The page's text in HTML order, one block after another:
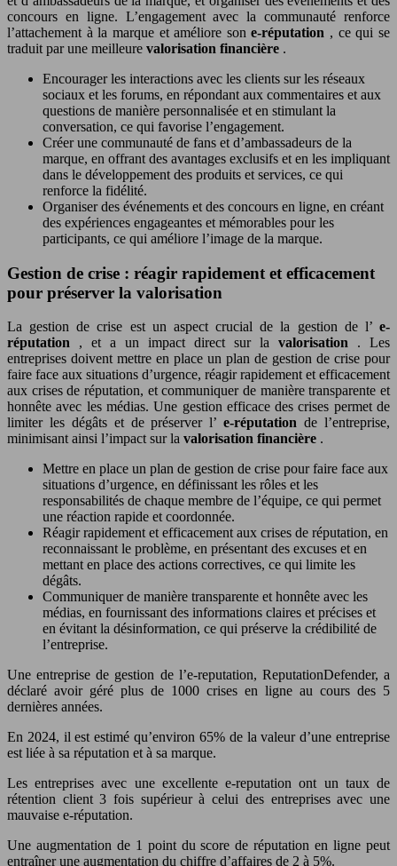
concours en ligne. L’engagement avec la communauté renforce
l’attachement à la marque et améliore sone-réputation , ce qui se
traduit par une meilleure valorisation financière .
Encourager les interactions avec les clients sur les réseaux
sociaux et les forums, en répondant aux commentaires et aux
questions de manière personnalisée et en stimulant la
conversation, ce qui favorise l’engagement.
Créer une communauté de fans et d’ambassadeurs de la
marque, en offrant des avantages exclusifs et en les impliquant
dans le développement des produits et services, ce qui
renforce la fidélité.
Organiser des événements et des concours en ligne, en créant
des expériences engageantes et mémorables pour les
participants, ce qui améliore l’image de la marque.
Gestion de crise : réagir rapidement et efficacement
pour préserver la valorisation
La gestion de crise est un aspect crucial de la gestion de l’ e-
réputation , et a un impact direct sur la valorisation . Les
entreprises doivent mettre en place un plan de gestion de crise pour
faire face aux situations d’urgence, réagir rapidement et efficacement
aux crises de réputation, et communiquer de manière transparente et
honnête avec les médias. Une gestion efficace des crises permet de
limiter les dégâts et de préserver l’e-réputationde l’entreprise,
minimisant ainsi l’impact sur la valorisation financière .
Mettre en place un plan de gestion de crise pour faire face aux
situations d’urgence, en définissant les rôles et les
responsabilités de chaque membre de l’équipe, ce qui permet
une réaction rapide et coordonnée.
Réagir rapidement et efficacement aux crises de réputation, en
reconnaissant le problème, en présentant des excuses et en
mettant en place des actions correctives, ce qui limite les
dégâts.
Communiquer de manière transparente et honnête avec les
médias, en fournissant des informations claires et précises et
en évitant la désinformation, ce qui préserve la crédibilité de
l’entreprise.
Une entreprise de gestion de l’e-reputation, ReputationDefender, a
déclaré avoir géré plus de 1000 crises en ligne au cours des 5
dernières années.
En 2024, il est estimé qu’environ 65% de la valeur d’une entreprise
est liée à sa réputation et à sa marque.
Les entreprises avec une excellente e-reputation ont un taux de
rétention client 3 fois supérieur à celui des entreprises avec une
mauvaise e-réputation.
Une augmentation de 1 point du score de réputation en ligne peut
entraîner une augmentation du chiffre d’affaires de 2 à 5%.